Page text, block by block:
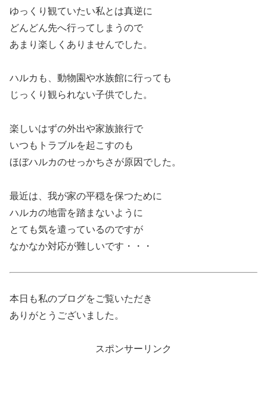
ゆっくり観ていたい私とは真逆に
どんどん先へ行ってしまうので
あまり楽しくありませんでした。
ハルカも、動物園や水族館に行っても
じっくり観られない子供でした。
楽しいはずの外出や家族旅行で
いつもトラブルを起こすのも
ほぼハルカのせっかちさが原因でした。
最近は、我が家の平穏を保つために
ハルカの地雷を踏まないように
とても気を遣っているのですが
なかなか対応が難しいです・・・
本日も私のブログをご覧いただき
ありがとうございました。
スポンサーリンク